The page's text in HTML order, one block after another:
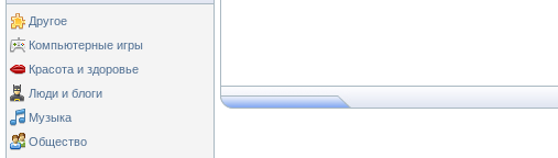
Другое
Компьютерные игры
Красота и здоровье
Люди и блоги
Музыка
Общество